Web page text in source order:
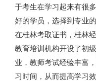
于考生在学习起来有很
好的学员，选择到专业
在桂林考取证书，桂林
教育培训机构开设了初
业，教师考试经验丰富
习时间，从而提高学习效